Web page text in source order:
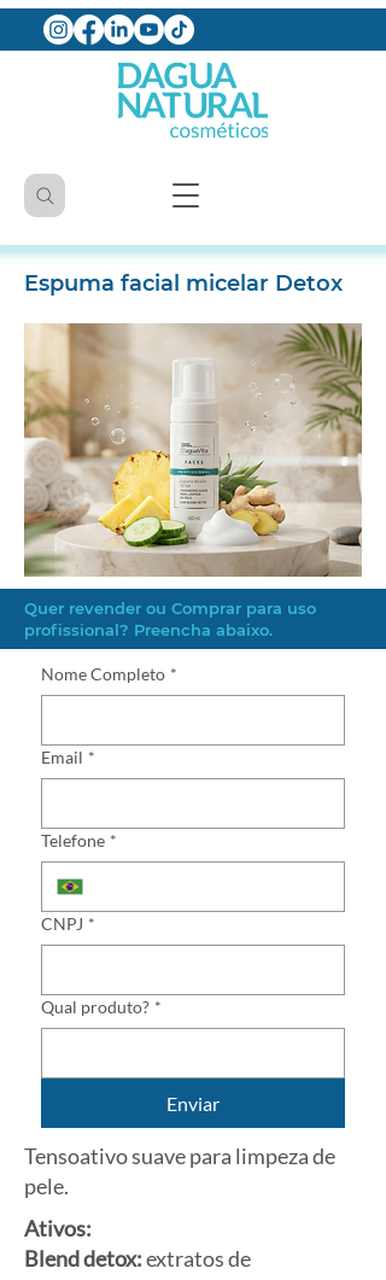
Espuma facial micelar Detox
Quer revender ou Comprar para uso
profissional? Preencha abaixo.
Nome Completo *
Email *
Telefone *
CNPJ *
Qual produto? *
Enviar
Tensoativo suave para limpeza de
pele.
Ativos:
Blend detox:extratos de